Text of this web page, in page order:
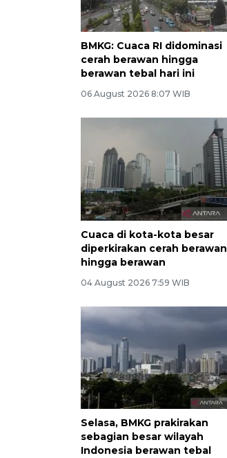
BMKG: Cuaca RI didominasi
cerah berawan hingga
berawan tebal hari ini
06 August 2026 8:07 WIB
Cuaca di kota-kota besar
diperkirakan cerah berawan
hingga berawan
04 August 2026 7:59 WIB
Selasa, BMKG prakirakan
sebagian besar wilayah
Indonesia berawan tebal